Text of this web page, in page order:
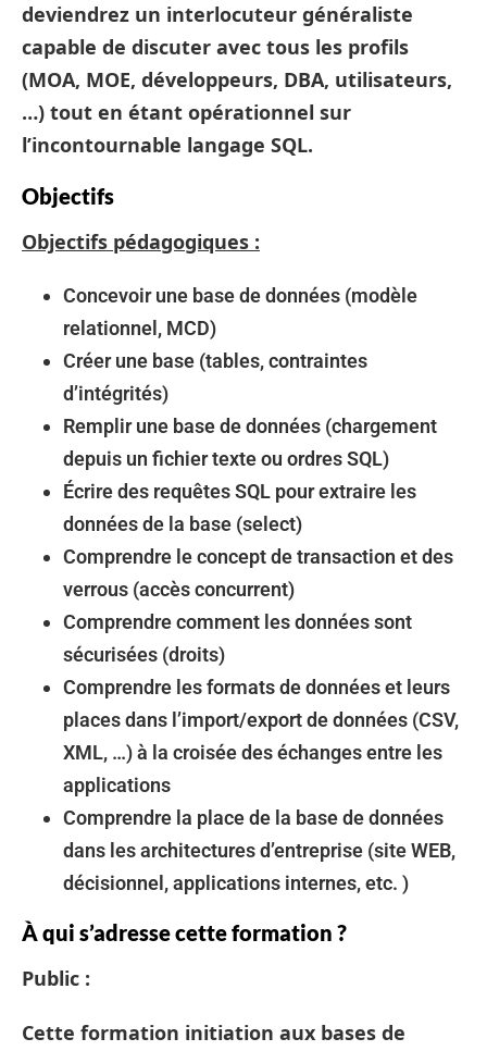
deviendrez un interlocuteur généraliste
capable de discuter avec tous les profils
(MOA, MOE, développeurs, DBA, utilisateurs,
…) tout en étant opérationnel sur
l’incontournable langage SQL.
Objectifs
Objectifs pédagogiques :
Concevoir une base de données (modèle
relationnel, MCD)
Créer une base (tables, contraintes
d’intégrités)
Remplir une base de données (chargement
depuis un fichier texte ou ordres SQL)
Écrire des requêtes SQL pour extraire les
données de la base (select)
Comprendre le concept de transaction et des
verrous (accès concurrent)
Comprendre comment les données sont
sécurisées (droits)
Comprendre les formats de données et leurs
places dans l’import/export de données (CSV,
XML, …) à la croisée des échanges entre les
applications
Comprendre la place de la base de données
dans les architectures d’entreprise (site WEB,
décisionnel, applications internes, etc. )
À qui s’adresse cette formation ?
Public :
Cette formation initiation aux bases de